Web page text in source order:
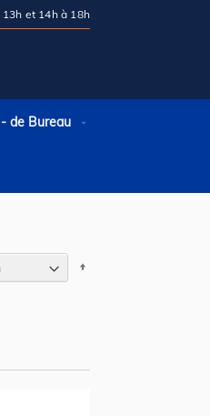
et 14h à 18h
de Bureau